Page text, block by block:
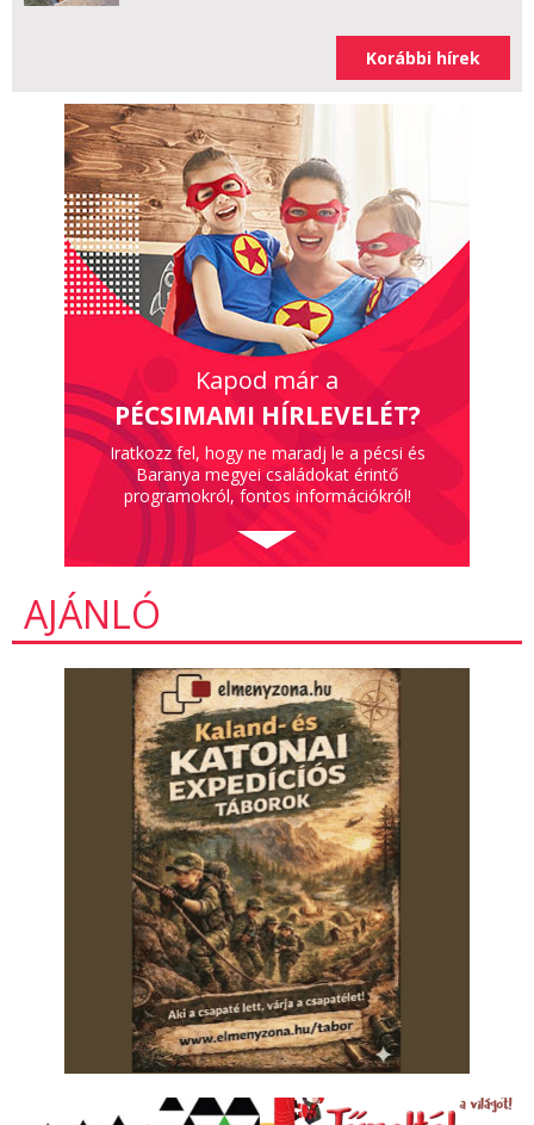
Korábbi hírek
Kapod már a
PÉCSIMAMI HÍRLEVELÉT?
Iratkozz fel, hogy ne maradj le a pécsi és
Baranya megyei családokat érintő
programokról, fontos információkról!
AJÁNLÓ